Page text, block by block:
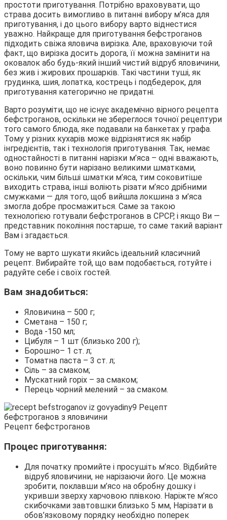
простоти приготування. Потрібно враховувати, що
страва досить вимогливо в питанні вибору м’яса для
приготування, і до цього вибору варто віднестися
уважно. Найкраще для приготування бефстроганов
підходить свіжа яловича вирізка. Але, враховуючи той
факт, що вирізка досить дорога, її можна замінити на
оковалок або будь-який інший чистий відруб яловичини,
без жив і жирових прошарків. Такі частини туші, як
грудинка, шия, лопатка, кострець і подбедерок, для
приготування категорично не придатні.
Варто розуміти, що не існує академічно вірного рецепта
бефстроганов, оскільки не збереглося точної рецептури
того самого блюда, яке подавали на банкетах у графа.
Тому у різних кухарів може відрізнятися як набір
інгредієнтів, так і технологія приготування. Так, немає
одностайності в питанні нарізки м’яса – одні вважають,
воно повинно бути нарізано великими шматками,
оскільки, чим більші шматки м’яса, тим соковитіше
виходить страва, інші воліють різати м’ясо дрібними
смужками — для того, щоб вийшла локшина з м’яса
змогла добре просмажиться. Саме за такою
технологією готували бефстроганов в СРСР, і якщо Ви —
представник покоління постарше, то саме такий варіант
Вам і згадається.
Тому не варто шукати якийсь ідеальний класичний
рецепт. Вибирайте той, що вам подобається, готуйте і
радуйте себе і своїх гостей.
Вам знадобиться:
Яловичина – 500 г;
Сметана – 150 г;
Вода -150 мл;
Цибуля – 1 шт (близько 200 г);
Борошно– 1 ст. л;
Томатна паста – 3 ст. л;
Сіль – за смаком;
Мускатний горіх – за смаком;
Перець чорний мелений – за смаком.
Рецепт бефстроганов
Процес приготування:
Для початку промийте і просушіть м’ясо. Відбийте
відруб яловичини, не нарізаючи його. Це можна
зробити, поклавши м’ясо на обробну дошку і
укривши зверху харчовою плівкою. Наріжте м’ясо
скибочками завтовшки близько 5 мм, Нарізати в
обов’язковому порядку необхідно поперек